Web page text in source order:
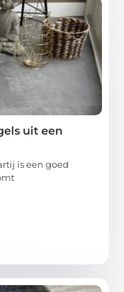
uit een
is een goed